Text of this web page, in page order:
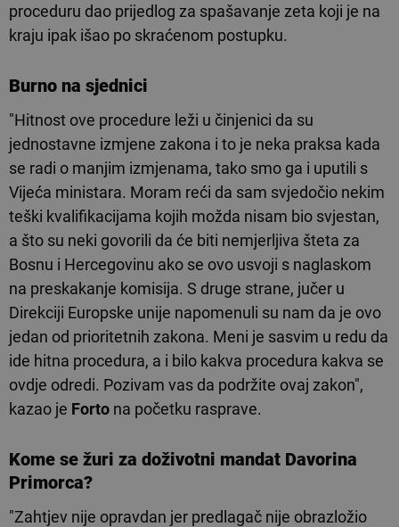
proceduru dao prijedlog za spašavanje zeta koji je na
kraju ipak išao po skraćenom postupku.
Burno na sjednici
"Hitnost ove procedure leži u činjenici da su
jednostavne izmjene zakona i to je neka praksa kada
se radi o manjim izmjenama, tako smo ga i uputili s
Vijeća ministara. Moram reći da sam svjedočio nekim
teški kvalifikacijama kojih možda nisam bio svjestan,
a što su neki govorili da će biti nemjerljiva šteta za
Bosnu i Hercegovinu ako se ovo usvoji s naglaskom
na preskakanje komisija. S druge strane, jučer u
Direkciji Europske unije napomenuli su nam da je ovo
jedan od prioritetnih zakona. Meni je sasvim u redu da
ide hitna procedura, a i bilo kakva procedura kakva se
ovdje odredi. Pozivam vas da podržite ovaj zakon",
kazao je Forto na početku rasprave.
Kome se žuri za doživotni mandat Davorina
Primorca?
"Zahtjev nije opravdan jer predlagač nije obrazložio